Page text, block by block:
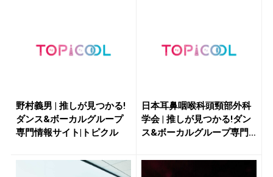
野村義男 | 推しが見つかる!
ダンス&ボーカルグループ
専門情報サイト|トピクル
日本耳鼻咽喉科頭頸部外科
学会 | 推しが見つかる!ダン
ス&ボーカルグループ専門